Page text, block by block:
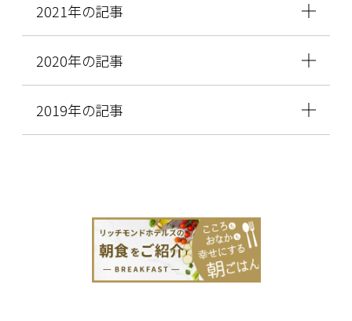
2021年の記事
2020年の記事
2019年の記事